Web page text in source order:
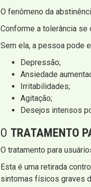
O fenômeno da
Conforme a tolerância
Sem ela, a pessoa pode
Depressão;
Ansiedade
Irritabilidades;
Agitação;
Desejos intensos
O TRATAMENTO
O tratamento para
Esta é uma retirada
sintomas físicos graves